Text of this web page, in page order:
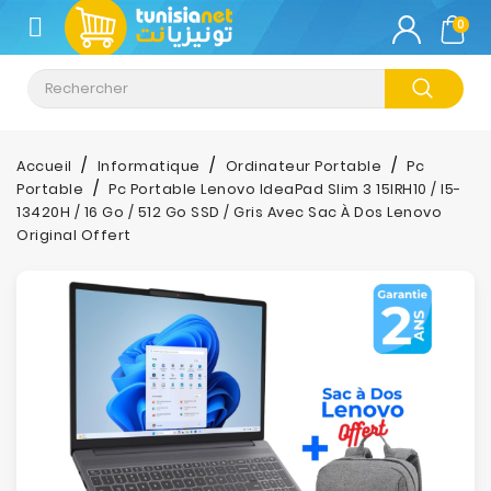
CATÉGORIE
Climatisation
Informatique
Téléphonie
&
Photos
0
Accueil Informatique Ordinateur Portable
Pc
Portable
Pc Portable Lenovo IdeaPad Slim 3 15IRH10 / I5-
13420H / 16 Go / 512 Go SSD / Gris Avec Sac À Dos Lenovo
Original Offert